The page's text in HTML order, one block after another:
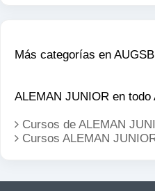
Más categorías en
ALEMAN JUNIOR en todo
Cursos de ALEMAN
Cursos ALEMAN